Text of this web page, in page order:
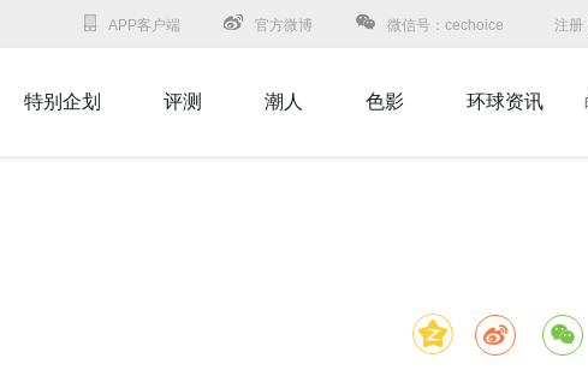
注册
APP客户端 官方微博 微信号：cechoice
特别企划 评测 潮人 色影 环球资讯